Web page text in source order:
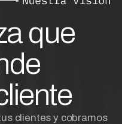
que
clientes y cobramos